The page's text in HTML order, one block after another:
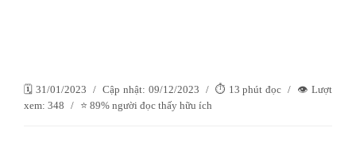
🗓️ 31/01/2023 / Cập nhật: 09/12/2023 / ⏱️ 13 phút đọc /
👁️ Lượt
xem: 348 / ⭐ 89% người đọc thấy hữu ích